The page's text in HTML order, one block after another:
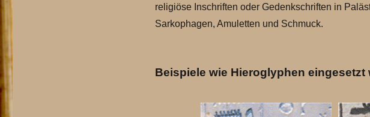
religiöse Inschriften oder Gedenkschriften in
Sarkophagen, Amuletten und Schmuck.
Beispiele wie Hieroglyphen eingesetzt